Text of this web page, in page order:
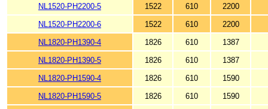
NL1520-PH2200-5
1522 610
2200
NL1520-PH2200-6
1522 610
2200
NL1820-PH1390-4
1826 610
1387
NL1820-PH1390-5
1826 610
1387
NL1820-PH1590-4
1826 610
1590
NL1820-PH1590-5
1826 610
1590